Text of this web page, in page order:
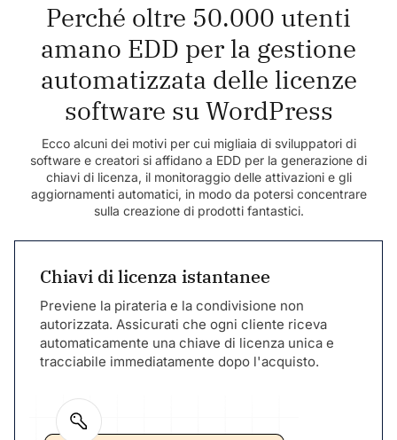
Perché oltre 50.000 utenti
amano EDD per la gestione
automatizzata delle licenze
software su WordPress
Ecco alcuni dei motivi per cui migliaia di sviluppatori di
software e creatori si affidano a EDD per la generazione di
chiavi di licenza, il monitoraggio delle attivazioni e gli
aggiornamenti automatici, in modo da potersi concentrare
sulla creazione di prodotti fantastici.
Chiavi di licenza istantanee
Previene la pirateria e la condivisione non
autorizzata. Assicurati che ogni cliente riceva
automaticamente una chiave di licenza unica e
tracciabile immediatamente dopo l'acquisto.